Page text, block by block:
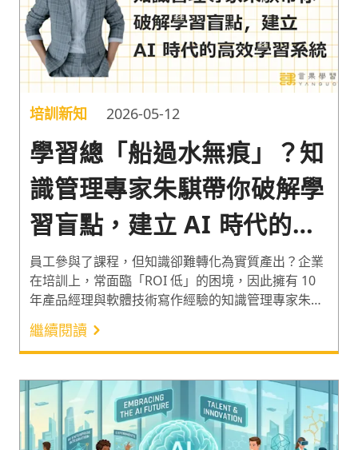
培訓新知 2026-05-12
學習總「船過水無痕」？知
識管理專家朱騏帶你破解學
習盲點，建立 AI 時代的高
效學習系統
員工參與了課程，但知識卻難轉化為實質產出？企業
在培訓上，常面臨「ROI 低」的困境，因此擁有 10
年產品經理與軟體技術寫作經驗的知識管理專家朱騏
老師，分享如何結合腦神經科學與 AI 工具，解決
「努力學習卻記不住」的痛點。透過解析大腦運作的
底層邏輯，引導學員從被動吸收轉向主動輸出，打造
一套高效進修的學習系統。
繼續閱讀